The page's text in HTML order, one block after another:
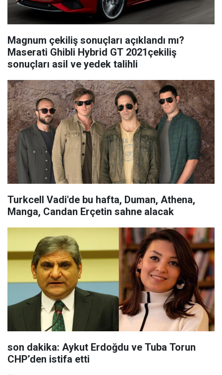
Magnum çekiliş sonuçları açıklandı mı?
Maserati Ghibli Hybrid GT 2021çekiliş
sonuçları asil ve yedek talihli
Turkcell Vadi'de bu hafta, Duman, Athena,
Manga, Candan Erçetin sahne alacak
son dakika: Aykut Erdoğdu ve Tuba Torun
CHP’den istifa etti